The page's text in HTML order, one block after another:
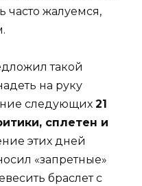
часто жалуемся,
такой
на руку
следующих 21
сплетен и
этих дней
«запретные»
браслет с